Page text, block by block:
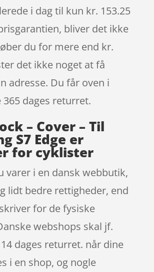
i dag til kun kr. 153.25
bliver det ikke
du for mere end kr.
det ikke noget at få
adresse. Du får oven i
dages returret.
– Cover – Til
S7 Edge er
for cyklister
varer i en dansk webbutik,
lidt bedre rettigheder, end
for de fysiske
webshops skal jf.
dages returret. når dine
i en shop, og nogle